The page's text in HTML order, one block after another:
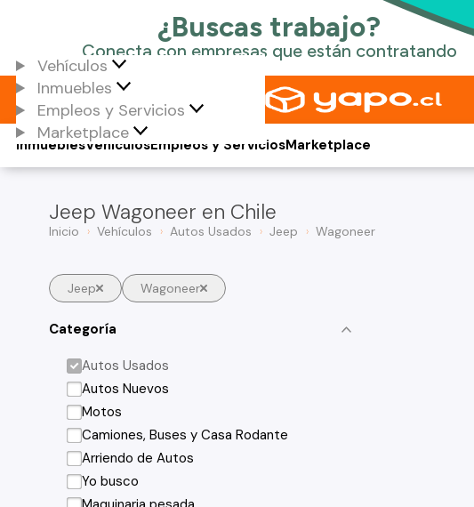
Vehículos
Inmuebles
Empleos y Servicios
Marketplace
Vehículos
Inmuebles Empleos y ServiciosMarketplace
Jeep Wagoneer en Chile
Inicio Vehículos Autos Usados Jeep Wagoneer
Jeep Wagoneer
Categoría
Autos Usados
Autos Nuevos
Motos
Camiones, Buses y Casa Rodante
Arriendo de Autos
Yo busco